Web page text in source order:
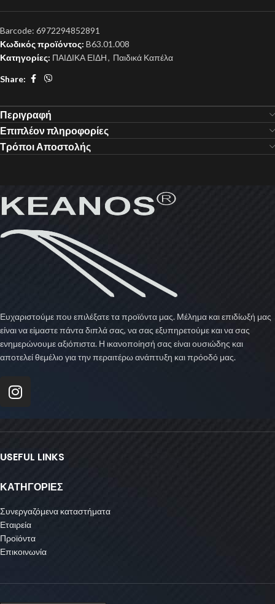
Barcode: 6972294852891
Κωδικός προϊόντος: B63.01.008
Κατηγορίες: ΠΑΙΔΙΚΑ ΕΙΔΗ, Παιδικά Καπέλα
Share:
Περιγραφή
Επιπλέον πληροφορίες
Τρόποι Αποστολής
Ευχαριστούμε που επιλέξατε τα προϊόντα μας. Μέλημα και επιδίωξή μας
είναι να είμαστε πάντα διπλά σας, να σας εξυπηρετούμε και να σας
ενημερώνουμε αξιόπιστα. Η ικανοποίησή σας είναι ουσιώδης και
αποτελεί θεμέλιο για την περαιτέρω ανάπτυξη και πρόοδό μας.
USEFUL LINKS
ΚΑΤΗΓΟΡΙΕΣ
Συνεργαζόμενα καταστήματα
Εταιρεία
Προϊόντα
Επικοινωνία